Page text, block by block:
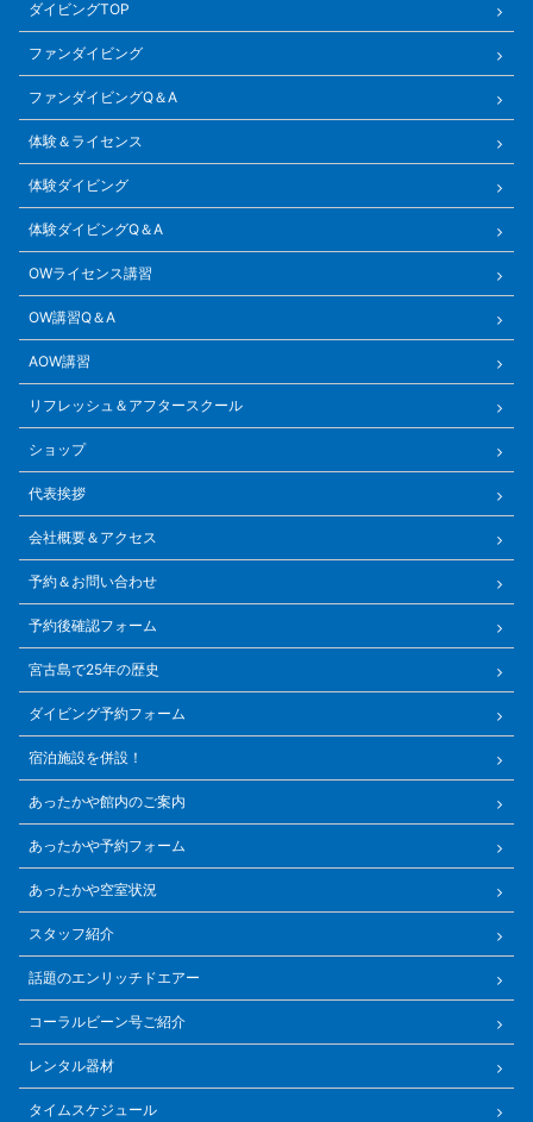
ダイビングTOP
ファンダイビング
ファンダイビングQ＆A
体験＆ライセンス
体験ダイビング
体験ダイビングQ＆A
OWライセンス講習
OW講習Q＆A
AOW講習
リフレッシュ＆アフタースクール
ショップ
代表挨拶
会社概要＆アクセス
予約＆お問い合わせ
予約後確認フォーム
宮古島で25年の歴史
ダイビング予約フォーム
宿泊施設を併設！
あったかや館内のご案内
あったかや予約フォーム
あったかや空室状況
スタッフ紹介
話題のエンリッチドエアー
コーラルビーン号ご紹介
レンタル器材
タイムスケジュール